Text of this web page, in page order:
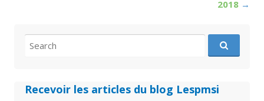
2018 →
for:
Recevoir les articles du blog Lespmsi